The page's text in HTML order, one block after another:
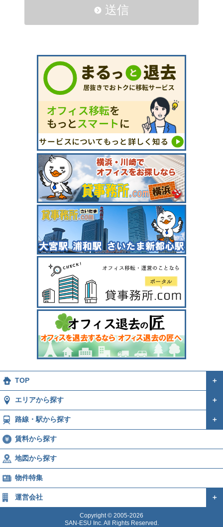
送信
TOP ＋
エリアから探す ＋
路線・駅から探す ＋
賃料から探す
地図から探す
物件特集
運営会社 ＋
Copyright © 2005-2026
SAN-ESU Inc. All Rights Reserved.